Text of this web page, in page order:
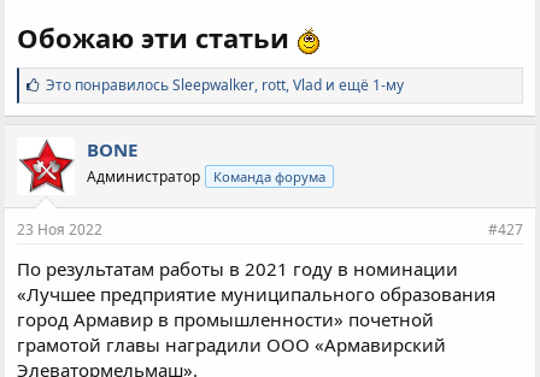
Обожаю эти статьи
С
и
м
п
а
т
и
:
Это понравилосьSleepwalker, rott,Vlad и ещё 1-му
BONE
Администратор Команда форума
23 Ноя 2022 #427
По результатам работы в 2021 году в номинации
«Лучшее предприятие муниципального образования
город Армавир в промышленности» почетной
грамотой главы наградили ООО «Армавирский
Элеватормельмаш».